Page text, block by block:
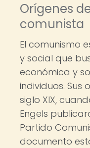
Orígenes
comunista
El comunismo
y social que
económica y
individuos. Sus
siglo XIX,
Engels
Partido
documento